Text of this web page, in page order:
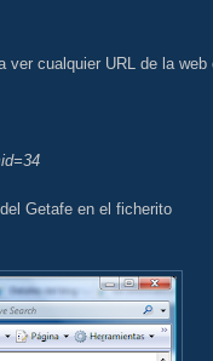
ver cualquier URL de la web
Getafe en el ficherito